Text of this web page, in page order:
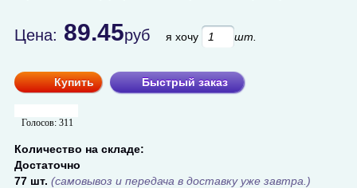
Цена: 89.45руб я хочу шт.
Купить Быстрый заказ
Голосов: 311
Количество на складе:
Достаточно
77 шт. (самовывоз и передача в доставку уже завтра.)